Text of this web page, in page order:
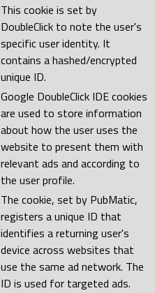
This cookie is set by
DoubleClick to note the user's
specific user identity. It
contains a hashed/encrypted
unique ID.
Google DoubleClick IDE cookies
are used to store information
about how the user uses the
website to present them with
relevant ads and according to
the user profile.
The cookie, set by PubMatic,
registers a unique ID that
identifies a returning user's
device across websites that
use the same ad network. The
ID is used for targeted ads.